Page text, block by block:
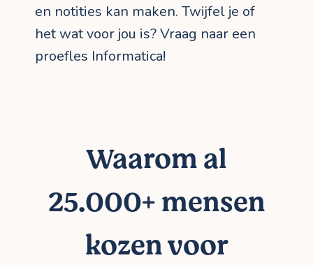
en notities kan maken. Twijfel je of
het wat voor jou is? Vraag naar een
proefles Informatica!
Waarom al
25.000+ mensen
kozen voor